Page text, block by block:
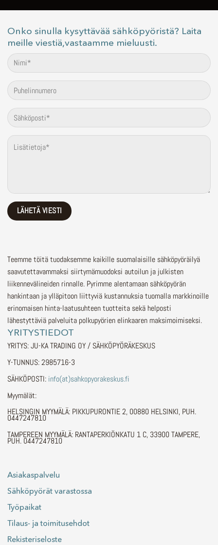
Onko sinulla kysyttävää sähköpyöristä? Laita
meille viestiä,vastaamme mieluusti.
Teemme töitä tuodaksemme kaikille suomalaisille sähköpyöräilyä
saavutettavammaksi siirtymämuodoksi autoilun ja julkisten
liikennevälineiden rinnalle. Pyrimme alentamaan sähköpyörän
hankintaan ja ylläpitoon liittyviä kustannuksia tuomalla markkinoille
erinomaisen hinta-laatusuhteen tuotteita sekä helposti
lähestyttäviä palveluita polkupyörien elinkaaren maksimoimiseksi.
YRITYSTIEDOT
YRITYS: JU-KA TRADING OY / SÄHKÖPYÖRÄKESKUS
Y-TUNNUS: 2985716-3
SÄHKÖPOSTI: info(at)sahkopyorakeskus.fi
Myymälät:
HELSINGIN MYYMÄLÄ: PIKKUPURONTIE 2, 00880 HELSINKI, PUH.
0447247810
TAMPEREEN MYYMÄLÄ: RANTAPERKIÖNKATU 1 C, 33900 TAMPERE,
PUH. 0447247810
Asiakaspalvelu
Sähköpyörät varastossa
Työpaikat
Tilaus- ja toimitusehdot
Rekisteriseloste